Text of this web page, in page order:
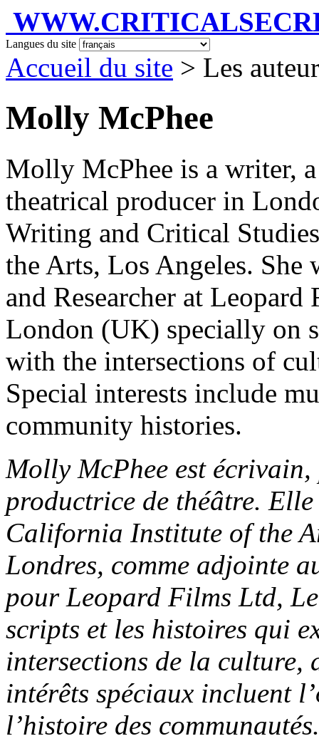
Langues du site
Accueil du site > Les
Molly McPhee
Molly McPhee is a writer,
theatrical producer in
Writing and Critical
the Arts, Los Angeles. She
and Researcher at
London (UK) specially on
with the intersections of
Special interests include
community histories.
Molly McPhee est écrivain,
productrice de théâtre.
California Institute of the
Londres, comme adjointe
pour Leopard Films Ltd,
scripts et les histoires qui
intersections de la culture,
intérêts spéciaux incluent
l’histoire des communautés.